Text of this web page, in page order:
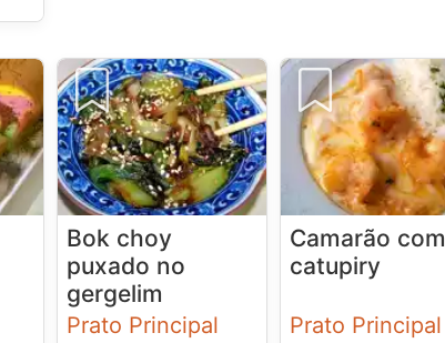
Bok choy
puxado no
gergelim
Prato Principal
Camarão com
catupiry
Prato Principal